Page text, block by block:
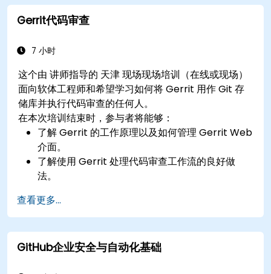
Gerrit代码审查
7 小时
这个由 讲师指导的 天津 现场现场培训（在线或现场）
面向软体工程师和希望学习如何将 Gerrit 用作 Git 存
储库并执行代码审查的任何人。
在本次培训结束时，参与者将能够：
了解 Gerrit 的工作原理以及如何管理 Gerrit Web
介面。
了解使用 Gerrit 处理代码审查工作流的良好做
法。
查看更多...
GitHub企业安全与自动化基础